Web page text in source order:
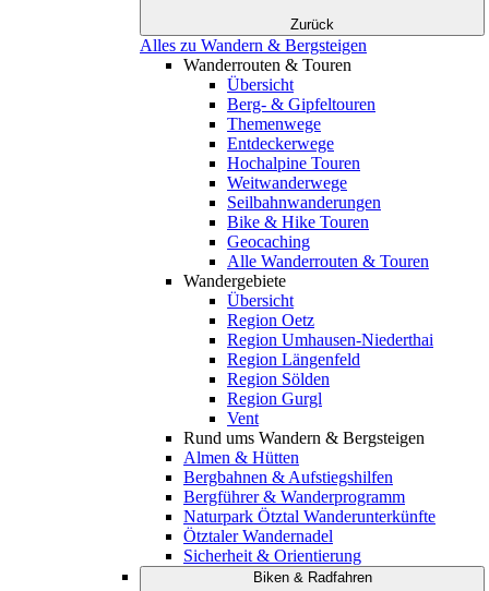
Zurück
Alles zu Wandern & Bergsteigen
Wanderrouten & Touren
Übersicht
Berg- & Gipfeltouren
Themenwege
Entdeckerwege
Hochalpine Touren
Weitwanderwege
Seilbahnwanderungen
Bike & Hike Touren
Geocaching
Alle Wanderrouten & Touren
Wandergebiete
Übersicht
Region Oetz
Region Umhausen-Niederthai
Region Längenfeld
Region Sölden
Region Gurgl
Vent
Rund ums Wandern & Bergsteigen
Almen & Hütten
Bergbahnen & Aufstiegshilfen
Bergführer & Wanderprogramm
Naturpark Ötztal Wanderunterkünfte
Ötztaler Wandernadel
Sicherheit & Orientierung
Biken & Radfahren